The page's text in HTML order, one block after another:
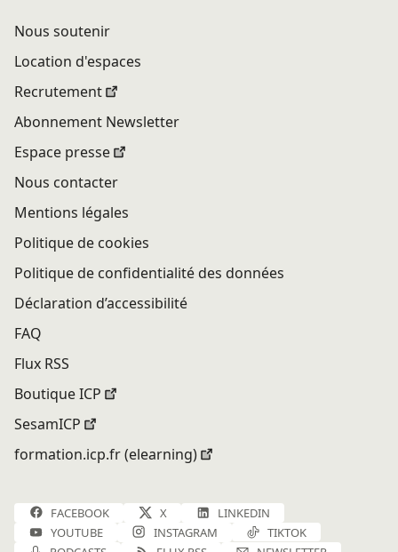
Nous soutenir
Location d'espaces
Recrutement
Abonnement Newsletter
Espace presse
Nous contacter
Mentions légales
Politique de cookies
Politique de confidentialité des données
Déclaration d’accessibilité
FAQ
Flux RSS
Boutique ICP
SesamICP
formation.icp.fr (elearning)
FACEBOOK X
LINKEDIN
YOUTUBE
INSTAGRAM
TIKTOK